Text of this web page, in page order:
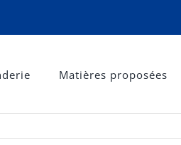
Matières proposées